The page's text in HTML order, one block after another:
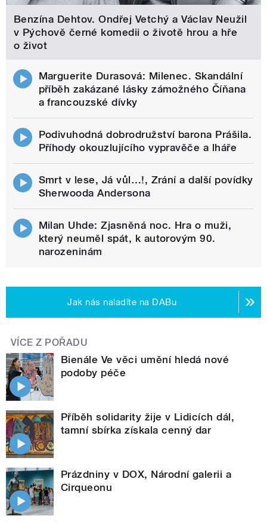
Benzína Dehtov. Ondřej Vetchý a Václav Neužil
v Pýchově černé komedii o životě hrou a hře
o život
Marguerite Durasová: Milenec. Skandální
příběh zakázané lásky zámožného Číňana
a francouzské dívky
Podivuhodná dobrodružství barona Prášila.
Příhody okouzlujícího vypravěče a lháře
Smrt v lese, Já vůl…!, Zrání a další povídky
Sherwooda Andersona
Milan Uhde: Zjasněná noc. Hra o muži,
který neuměl spát, k autorovým 90.
narozeninám
Jak nás naladíte na DABu
VÍCE Z POŘADU
Bienále Ve věci umění hledá nové
podoby péče
Příběh solidarity žije v Lidicích dál,
tamní sbírka získala cenný dar
Prázdniny v DOX, Národní galerii a
Cirqueonu